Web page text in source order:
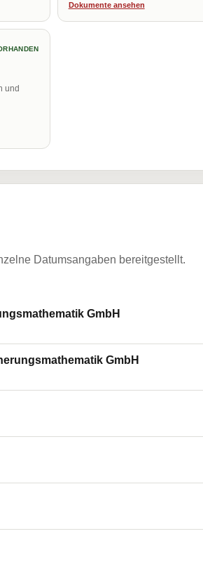
Dokumente ansehen
und
Datumsangaben bereitgestellt.
GmbH
GmbH